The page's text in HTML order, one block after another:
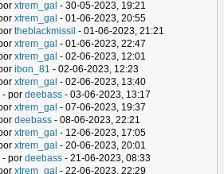
xtrem_gal - 30-05-2023, 19:21
xtrem_gal - 01-06-2023, 20:55
theblackmissil - 01-06-2023, 21:21
xtrem_gal - 01-06-2023, 22:47
xtrem_gal - 02-06-2023, 12:01
ibon_81 - 02-06-2023, 12:23
xtrem_gal - 02-06-2023, 13:40
- por deebass - 03-06-2023, 13:17
xtrem_gal - 07-06-2023, 19:37
deebass - 08-06-2023, 22:21
xtrem_gal - 12-06-2023, 17:05
xtrem_gal - 20-06-2023, 20:01
- por deebass - 21-06-2023, 08:33
xtrem_gal - 22-06-2023, 22:29